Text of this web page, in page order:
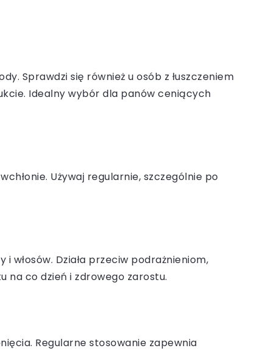
Sprawdzi się również u osób z łuszczeniem
Idealny wybór dla panów ceniących
Używaj regularnie, szczególnie po
włosów. Działa przeciw podrażnieniom,
na co dzień i zdrowego zarostu.
Regularne stosowanie zapewnia